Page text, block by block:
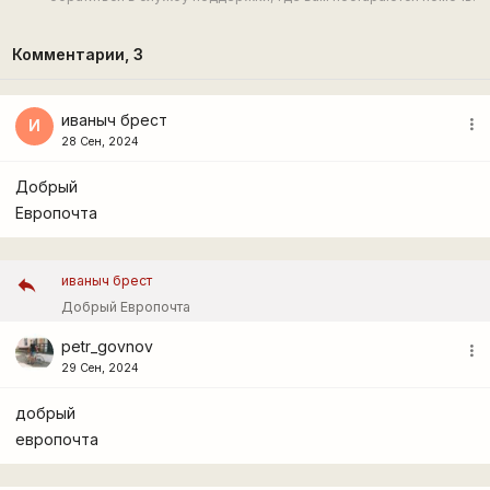
Комментарии, 3
И иваныч брест
28 Сен, 2024
more_vert
Добрый
Европочта
иваныч брест
Добрый Европочта
petr_govnov
29 Сен, 2024
more_vert
добрый
европочта